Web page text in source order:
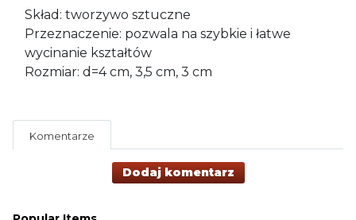
Skład: tworzywo sztuczne
Przeznaczenie: pozwala na szybkie i łatwe
wycinanie kształtów
Rozmiar: d=4 cm, 3,5 cm, 3 cm
Komentarze
Dodaj komentarz